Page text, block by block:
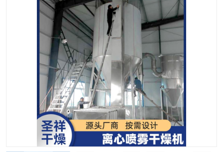
粗粉碎机 带式干燥机
单锥螺带真空干燥机 沸腾干燥机
方形圆形真空干燥机 真空耙式干燥机
热风循环烘箱 喷雾干燥机
振动流化床干燥机 盘式干燥机